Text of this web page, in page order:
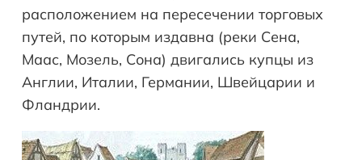
расположением на пересечении торговых
путей, по которым издавна (реки Сена,
Маас, Мозель, Сона) двигались купцы из
Англии, Италии, Германии, Швейцарии и
Фландрии.